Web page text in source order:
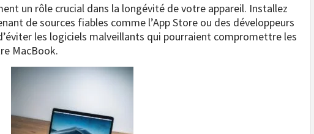
un rôle crucial dans la longévité de votre appareil. Installez
de sources fiables comme l’App Store ou des développeurs
les logiciels malveillants qui pourraient compromettre les
MacBook.